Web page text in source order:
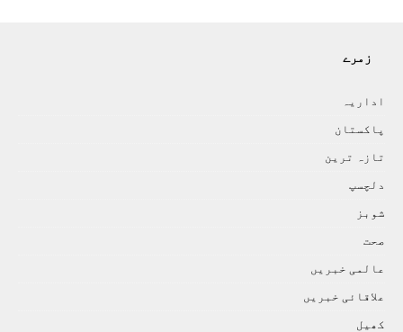
زمرے
اداريہ
پاکستان
تازہ ترين
دلچسپ
شوبز
صحت
عالمی خبريں
علاقائی خبريں
کھيل